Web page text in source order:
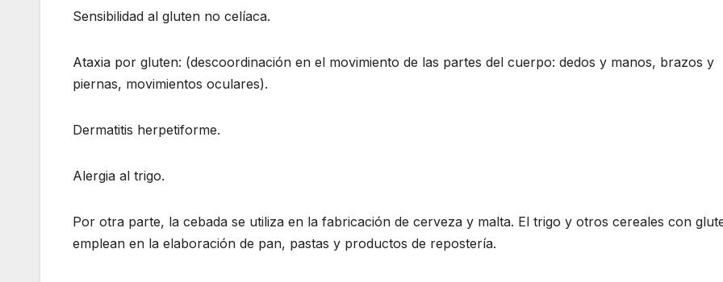
Sensibilidad al gluten no celíaca.
Ataxia por gluten: (descoordinación en el movimiento de las partes del cuerpo: dedos y manos, brazos y
piernas, movimientos oculares).
Dermatitis herpetiforme.
Alergia al trigo.
Por otra parte, la cebada se utiliza en la fabricación de cerveza y malta. El trigo y otros cereales con
emplean en la elaboración de pan, pastas y productos de repostería.